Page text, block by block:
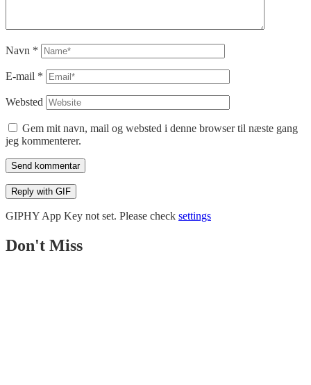
Navn *
E-mail *
Websted
Gem mit navn, mail og websted i denne browser til næste gang
jeg kommenterer.
Send kommentar
Reply with GIF
GIPHY App Key not set. Please check settings
Don't Miss